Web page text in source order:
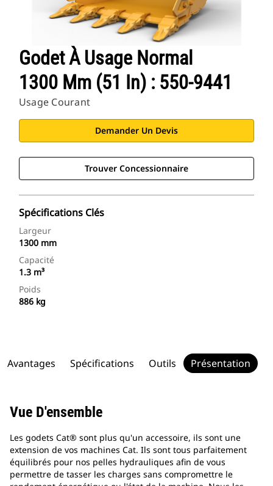
Godet À Usage Normal
1300 Mm (51 In) : 550-9441
Usage Courant
Demander Un Devis
Trouver Concessionnaire
Spécifications Clés
Largeur
1300 mm
Capacité
1.3 m³
Poids
886 kg
Avantages Spécifications Outils Présentation
Vue D'ensemble
Les godets Cat® sont plus qu'un accessoire, ils sont une
extension de vos machines Cat. Ils sont tous parfaitement
équilibrés pour nos pelles hydrauliques afin de vous
permettre de tasser les charges sans compromettre le